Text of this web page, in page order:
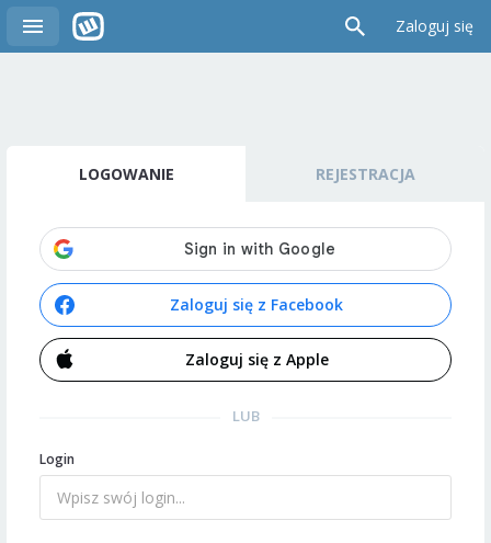
Zaloguj się
LOGOWANIE REJESTRACJA
Zaloguj się z Facebook
Zaloguj się z Apple
LUB
Login